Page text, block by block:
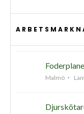
Malmö